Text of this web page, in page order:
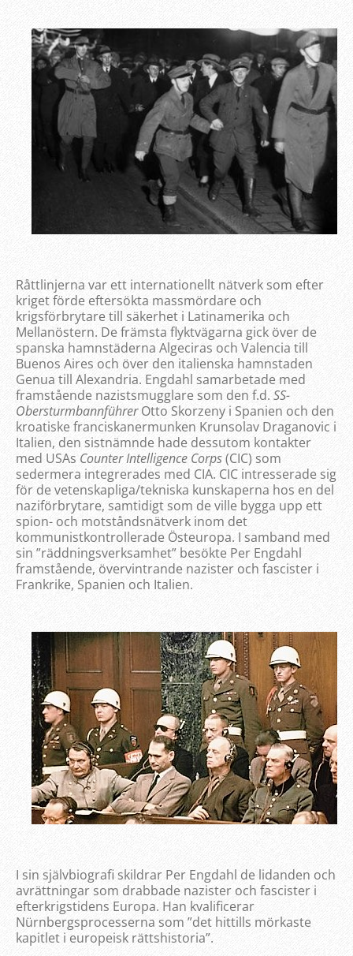
Råttlinjerna var ett internationellt nätverk som efter
kriget förde eftersökta massmördare och
krigsförbrytare till säkerhet i Latinamerika och
Mellanöstern. De främsta flyktvägarna gick över de
spanska hamnstäderna Algeciras och Valencia till
Buenos Aires och över den italienska hamnstaden
Genua till Alexandria. Engdahl samarbetade med
framstående nazistsmugglare som den f.d. SS-
ObersturmbannführerOtto Skorzeny i Spanien och den
kroatiske franciskanermunken Krunsolav Draganovic i
Italien, den sistnämnde hade dessutom kontakter
med USAs Counter Intelligence Corps(CIC) som
sedermera integrerades med CIA. CIC intresserade sig
för de vetenskapliga/tekniska kunskaperna hos en del
naziförbrytare, samtidigt som de ville bygga upp ett
spion- och motståndsnätverk inom det
kommunistkontrollerade Östeuropa. I samband med
sin ”räddningsverksamhet” besökte Per Engdahl
framstående, övervintrande nazister och fascister i
Frankrike, Spanien och Italien.
I sin självbiografi skildrar Per Engdahl de lidanden och
avrättningar som drabbade nazister och fascister i
efterkrigstidens Europa. Han kvalificerar
Nürnbergsprocesserna som ”det hittills mörkaste
kapitlet i europeisk rättshistoria”.